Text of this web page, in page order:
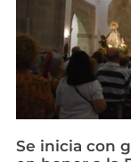
Se inicia con